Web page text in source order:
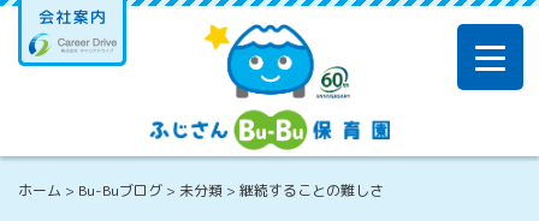
Skip
content
ホーム > Bu-Buブログ > 未分類 > 継続することの難しさ